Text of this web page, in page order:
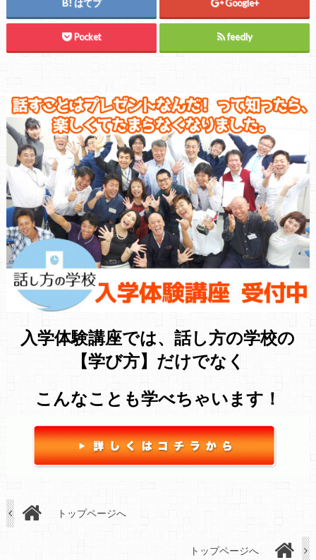
はてブ Google+
Pocket feedly
入学体験講座では、話し方の学校の
【学び方】だけでなく
こんなことも学べちゃいます！
トップページへ
トップページへ